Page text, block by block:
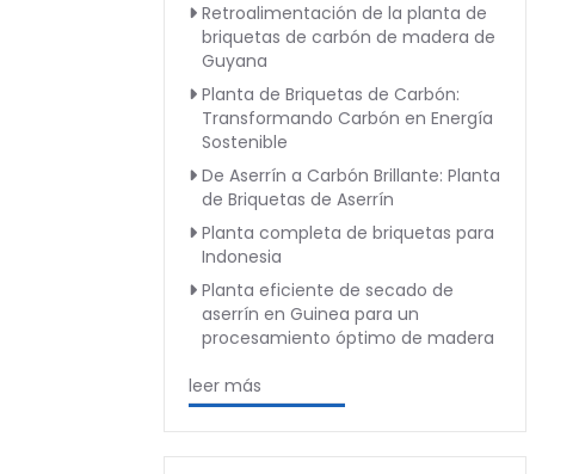
Retroalimentación de la planta de
briquetas de carbón de madera de
Guyana
Planta de Briquetas de Carbón:
Transformando Carbón en Energía
Sostenible
De Aserrín a Carbón Brillante: Planta
de Briquetas de Aserrín
Planta completa de briquetas para
Indonesia
Planta eficiente de secado de
aserrín en Guinea para un
procesamiento óptimo de madera
leer más